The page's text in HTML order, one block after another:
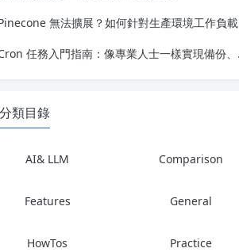
無法擴展？如何針對生產環境工作負載優化 Vector 搜索
任務入門指南：像專業人士一樣實現備份、更新和維護的自動化
分類目錄
AI& LLM Comparison
Features General
HowTos Practice